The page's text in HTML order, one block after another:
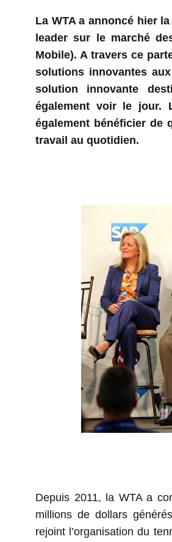
La WTA a annoncé hier
leader sur le marché
Mobile). A travers ce
solutions innovantes
solution innovante
également voir le jour.
également bénéficier de
travail au quotidien.
Depuis 2011, la WTA a
millions de dollars
rejoint l’organisation du